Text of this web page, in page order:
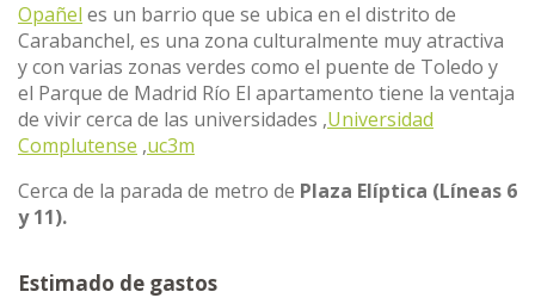
Opañel es un barrio que se ubica en el distrito de
Carabanchel, es una zona culturalmente muy atractiva
y con varias zonas verdes como el puente de Toledo y
el Parque de Madrid Río El apartamento tiene la ventaja
de vivir cerca de las universidades ,Universidad
Complutense ,uc3m
Cerca de la parada de metro de Plaza Elíptica (Líneas 6
y 11).
Estimado de gastos